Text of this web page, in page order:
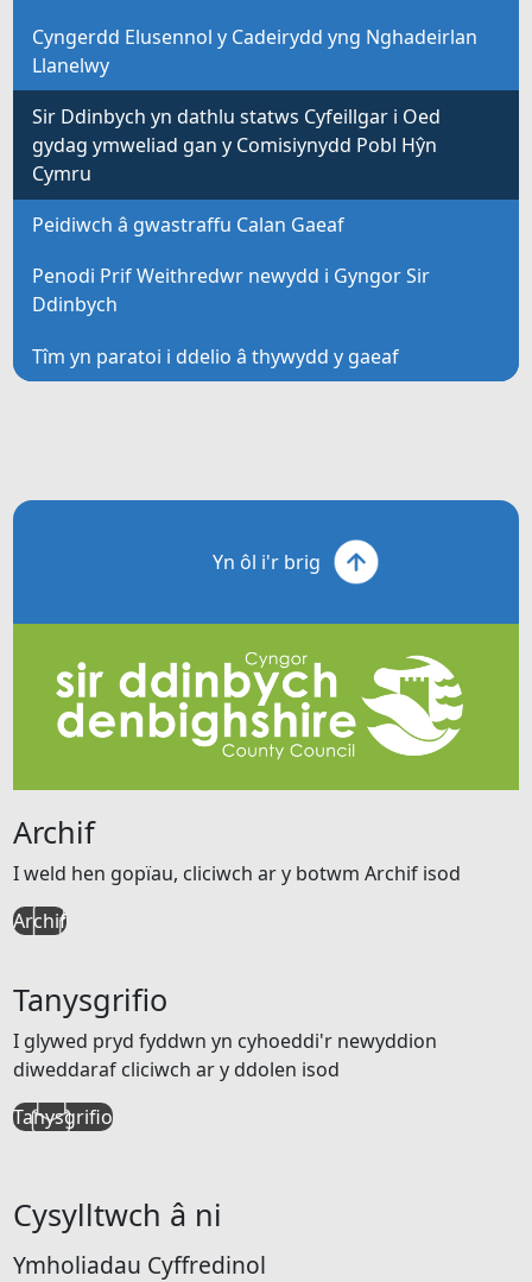
Cyngerdd Elusennol y Cadeirydd yng Nghadeirlan
Llanelwy
Sir Ddinbych yn dathlu statws Cyfeillgar i Oed
gydag ymweliad gan y Comisiynydd Pobl Hŷn
Cymru
Peidiwch â gwastraffu Calan Gaeaf
Penodi Prif Weithredwr newydd i Gyngor Sir
Ddinbych
Tîm yn paratoi i ddelio â thywydd y gaeaf
Yn ôl i'r brig
Archif
I weld hen gopïau, cliciwch ar y botwm Archif isod
Archif
Tanysgrifio
I glywed pryd fyddwn yn cyhoeddi'r newyddion
diweddaraf cliciwch ar y ddolen isod
Tanysgrifio
Cysylltwch â ni
Ymholiadau Cyffredinol